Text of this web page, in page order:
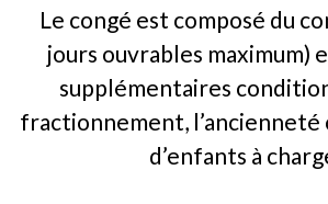
Le congé est composé du
jours ouvrables maximum)
supplémentaires
fractionnement, l’ancienneté
d’enfants à